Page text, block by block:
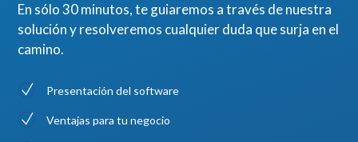
En sólo 30 minutos, te guiaremos a través de nuestra
solución y resolveremos cualquier duda que surja en el
camino.
Presentación del software
Ventajas para tu negocio